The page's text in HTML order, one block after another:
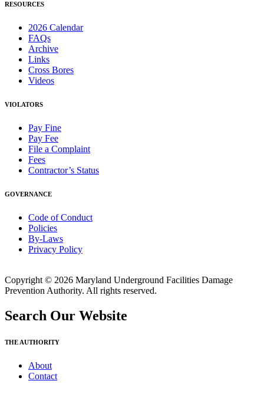
RESOURCES
2026 Calendar
FAQs
Archive
Links
Cross Bores
Videos
VIOLATORS
Pay Fine
Pay Fee
File a Complaint
Fees
Contractor’s Status
GOVERNANCE
Code of Conduct
Policies
By-Laws
Privacy Policy
Copyright © 2026 Maryland Underground Facilities Damage
Prevention Authority. All rights reserved.
Search Our Website
THE AUTHORITY
About
Contact